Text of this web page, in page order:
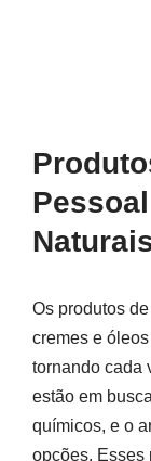
Os produtos
cremes e
tornando cada
estão em
químicos, e o
opções. Esses